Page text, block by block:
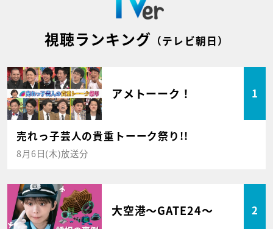
視聴ランキング （テレビ朝日）
アメトーーク！ 1
売れっ子芸人の貴重トーーク祭り!!
8月6日(木)放送分
大空港～GATE24～ 2